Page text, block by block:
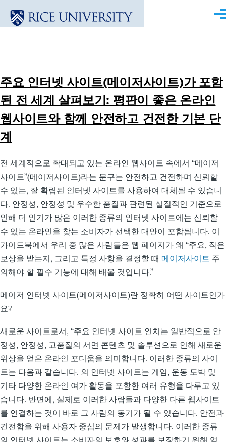
주요 인터넷 사이트(메이저사이트)가 포함
된 전 세계 살펴보기: 평판이 좋은 온라인
웹사이트와 함께 안전하고 건전한 기본 단
계
전 세계적으로 확대되고 있는 온라인 웹사이트 속에서 “메이저
사이트”(메이저사이트)라는 문구는 안전하고 건전하며 신뢰할
수 있는, 잘 확립된 인터넷 사이트를 사용하여 대체될 수 있습니
다. 안정성, 안정성 및 우수한 품질과 관련된 실질적인 기준으로
인해 더 인기가 많은 이러한 종류의 인터넷 사이트에는 신뢰할
수 있는 온라인을 찾는 소비자가 선택한 대안이 포함됩니다. 이
가이드북에서 우리 중 많은 사람들은 웹 페이지가 왜 “주요, 작은
보상을 받는지, 그리고 특정 사항을 결정할 때 메이저사이트 주
의해야 할 필수 기능에 대해 배울 것입니다.”
메이저 인터넷 사이트(메이저사이트)란 정확히 어떤 사이트인가
요?
새로운 사이트로서, “주요 인터넷 사이트 인치는 일반적으로 안
정성, 안정성, 고품질의 서면 콘텐츠 및 솔루션으로 인해 새로운
위상을 얻은 온라인 포디움을 의미합니다. 이러한 종류의 사이
트는 다음과 같습니다. 의 인터넷 사이트는 게임, 운동 도박 및
기타 다양한 온라인 여가 활동을 포함한 여러 유형을 다루고 있
습니다. 반면에, 실제로 이러한 사람들과 다양한 다른 웹사이트
를 연결하는 것이 바로 그 사람의 동기가 될 수 있습니다. 안전과
건전함을 위해 사용자 중심의 문제가 발생합니다. 이러한 종류
의 인터넷 사이트는 소비자의 보호와 성과를 보장하기 위해 엄